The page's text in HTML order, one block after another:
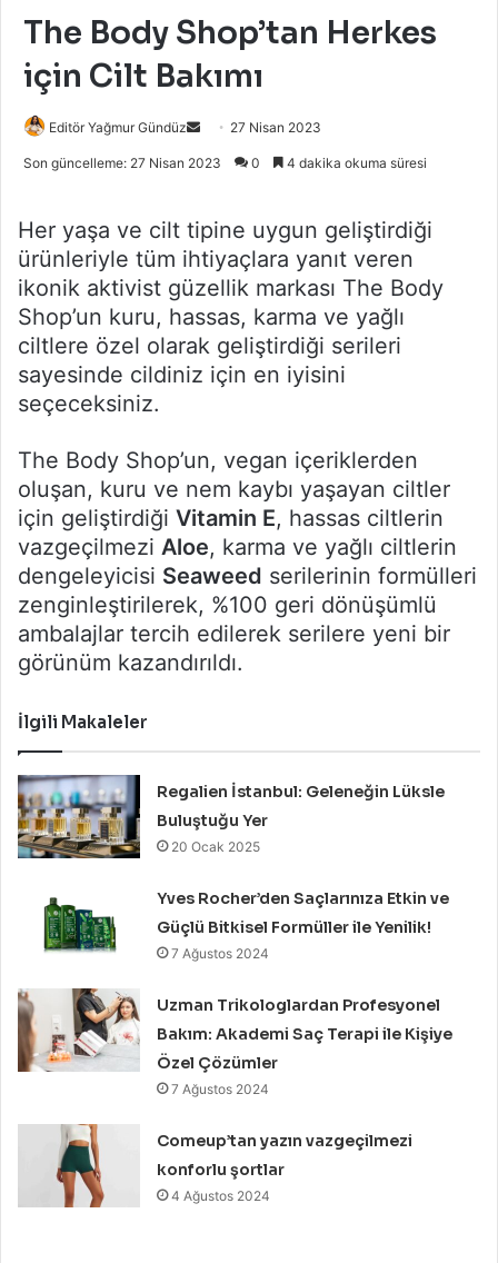
The Body Shop’tan Herkes
için Cilt Bakımı
Editör Yağmur Gündüz
Bir
27 Nisan 2023
Son güncelleme: 27 Nisan 2023 0 4 dakika okuma süresi
Her yaşa ve cilt tipine uygun geliştirdiği
ürünleriyle tüm ihtiyaçlara yanıt veren
ikonik aktivist güzellik markası The Body
Shop’un kuru, hassas, karma ve yağlı
ciltlere özel olarak geliştirdiği serileri
sayesinde cildiniz için en iyisini
seçeceksiniz.
The Body Shop’un, vegan içeriklerden
oluşan, kuru ve nem kaybı yaşayan ciltler
için geliştirdiği Vitamin E, hassas ciltlerin
vazgeçilmezi Aloe, karma ve yağlı ciltlerin
dengeleyicisi Seaweed serilerinin formülleri
zenginleştirilerek, %100 geri dönüşümlü
ambalajlar tercih edilerek serilere yeni bir
görünüm kazandırıldı.
İlgili Makaleler
Regalien İstanbul: Geleneğin Lüksle
Buluştuğu Yer
20 Ocak 2025
Yves Rocher’den Saçlarınıza Etkin ve
Güçlü Bitkisel Formüller ile Yenilik!
7 Ağustos 2024
Uzman Trikologlardan Profesyonel
Bakım: Akademi Saç Terapi ile Kişiye
Özel Çözümler
7 Ağustos 2024
Comeup’tan yazın vazgeçilmezi
konforlu şortlar
4 Ağustos 2024